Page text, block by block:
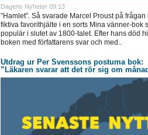
Dagens Nyheter 09:13
”Hamlet”. Så svarade Marcel Proust på frågan
fiktiva favorithjälte i en sorts Mina vänner-bok
populär i slutet av 1800-talet. Efter hans död
boken med författarens svar och med..
Utdrag ur Per Svenssons postuma bok:
”Läkaren svarar att det rör sig om